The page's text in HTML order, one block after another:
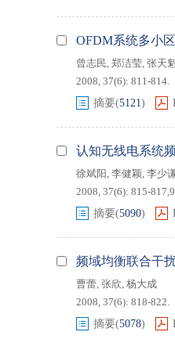
OFDM系统多小
曾志民, 郑洁莹, 张天
2008, 37(6): 811-814.
摘要(5121)
认知无线电系统
徐斌阳 , 李健颖, 李少
2008, 37(6): 815-
摘要(5090)
频域均衡联合干
曹蕾, 张欣, 杨大成
2008, 37(6): 818-822.
摘要(5078)